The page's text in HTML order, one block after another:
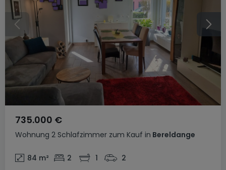
Wohnung 2 Schlafzimmer zum Kauf in Bereldange
735.000 €
84 m² 2 1 2